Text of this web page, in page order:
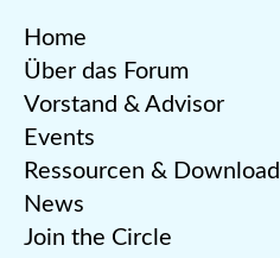
Home
Über das Forum
Vorstand & Advisor
Events
Ressourcen &
News
Join the Circle